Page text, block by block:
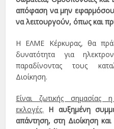
απόφαση να μην
να λειτουργούν, όπως και
Η ΕΛΜΕ Κέρκυρας, θα
δυνατότητα για
παραδίνοντας τους
Διοίκηση.
Είναι ζωτικής
εκλογές. Η αυξημένη
απάντηση, στη Διοίκηση